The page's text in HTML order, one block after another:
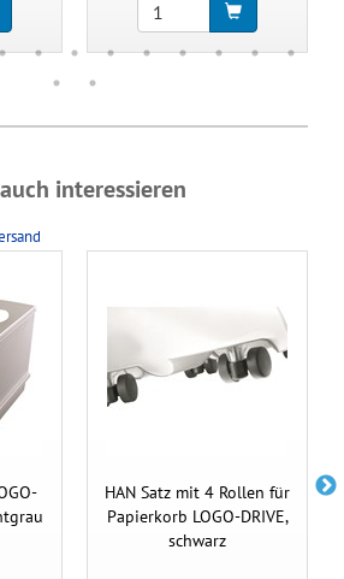
interessieren
HAN Satz mit 4 Rollen für
Papierkorb LOGO-DRIVE,
schwarz